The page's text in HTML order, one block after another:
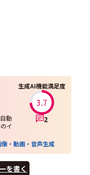
動
イ
生成AI機能満足度
3.7
2
像・動画・音声生成
を書く